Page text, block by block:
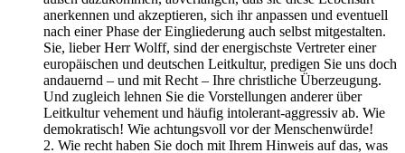
anerkennen und akzeptieren, sich ihr anpassen und eventuell
nach einer Phase der Eingliederung auch selbst mitgestalten.
Sie, lieber Herr Wolff, sind der energischste Vertreter einer
europäischen und deutschen Leitkultur, predigen Sie uns doch
andauernd – und mit Recht – Ihre christliche Überzeugung.
Und zugleich lehnen Sie die Vorstellungen anderer über
Leitkultur vehement und häufig intolerant-aggressiv ab. Wie
demokratisch! Wie achtungsvoll vor der Menschenwürde!
2. Wie recht haben Sie doch mit Ihrem Hinweis auf das, was